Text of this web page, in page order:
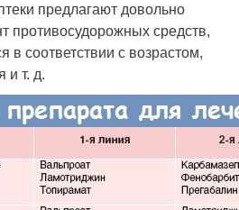
предлагают довольно
противосудорожных средств,
в соответствии с возрастом,
и т. д.